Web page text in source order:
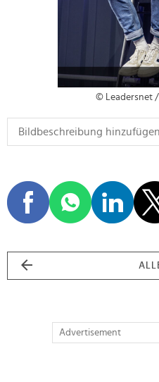
© Leadersnet
Advertisement